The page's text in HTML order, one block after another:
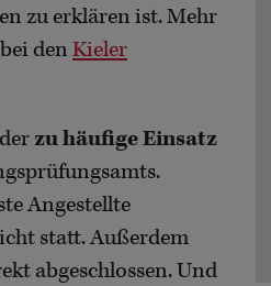
zu erklären ist. Mehr
denKieler
zu häufige Einsatz
Angestellte
statt. Außerdem
abgeschlossen. Und